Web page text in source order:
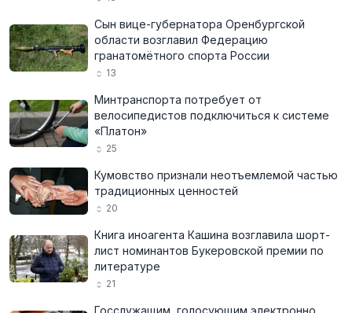
Сын вице-губернатора Оренбургской
области возглавил Федерацию
гранатомётного спорта России
13
Минтранспорта потребует от
велосипедистов подключиться к системе
«Платон»
25
Кумовство признали неотъемлемой частью
традиционных ценностей
20
Книга иноагента Кашина возглавила шорт-
лист номинантов Букеровской премии по
литературе
21
Госслужащим, голосующим электронно,